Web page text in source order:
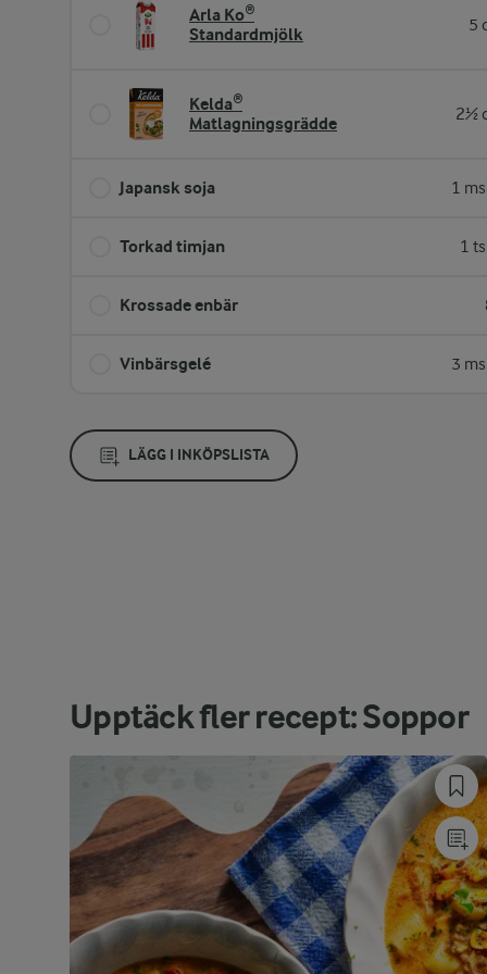
Arla Ko®
Standardmjölk
5
Kelda®
Matlagningsgrädde
2½
Japansk soja 1
Torkad timjan 1
Krossade enbär
Vinbärsgelé 3
LÄGG I INKÖPSLISTA
Upptäck fler recept: Soppor